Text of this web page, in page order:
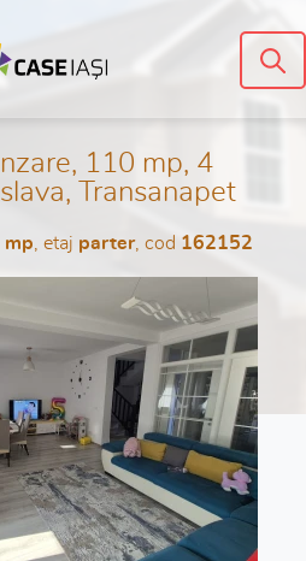
110 mp, 4
Transanapet
mp , etaj parter, cod 162152